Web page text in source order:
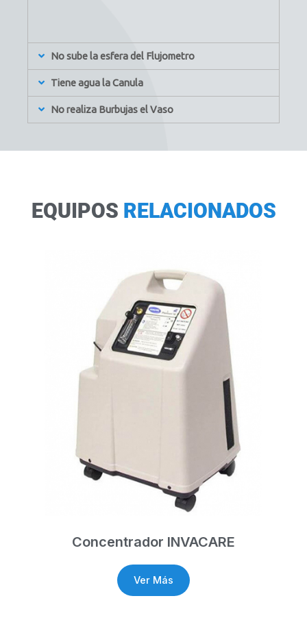
No sube la esfera del Flujometro
Tiene agua la Canula
No realiza Burbujas el Vaso
EQUIPOS RELACIONADOS
Concentrador INVACARE
Ver Más